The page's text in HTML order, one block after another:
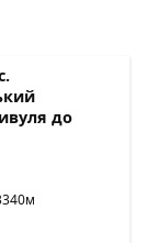
до